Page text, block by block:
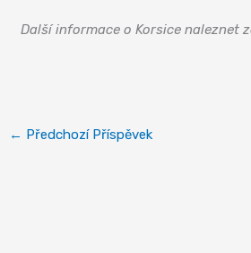
Další informace o Korsice naleznet
← Předchozí Příspěvek